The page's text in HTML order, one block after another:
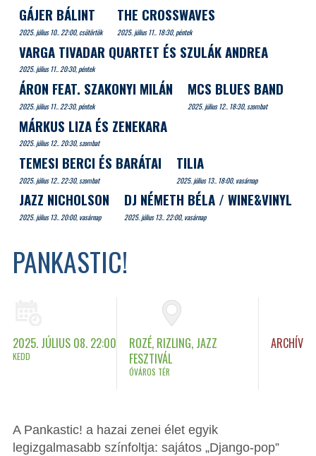
PANKASTIC!
2025. JÚLIUS 08. 22:00
KEDD
ROZÉ, RIZLING, JAZZ
FESZTIVÁL
ÓVÁROS TÉR
ARCHÍV
A Pankastic! a hazai zenei élet egyik
legizgalmasabb színfoltja: sajátos „Django-pop”
GÁJER BÁLINT
2025. július 10.. 22:00, csütörtök
THE CROSSWAVES
2025. július 11.. 18:30, péntek
VARGA TIVADAR QUARTET ÉS SZULÁK ANDREA
2025. július 11.. 20:30, péntek
ÁRON FEAT. SZAKONYI MILÁN
2025. július 11.. 22:30, péntek
MCS BLUES BAND
2025. július 12.. 18:30, szombat
MÁRKUS LIZA ÉS ZENEKARA
2025. július 12.. 20:30, szombat
TEMESI BERCI ÉS BARÁTAI
2025. július 12.. 22:30, szombat
TILIA
2025. július 13.. 18:00, vasárnap
JAZZ NICHOLSON
2025. július 13.. 20:00, vasárnap
DJ NÉMETH BÉLA / WINE&VINYL
2025. július 13.. 22:00, vasárnap